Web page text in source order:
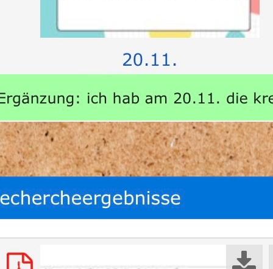
Chemie(1)
Informatik(4)
Schüler:innen-Stimmen(2)
Sprachen(25)
Deutsch
Englisch (5)
Japanisch(1)
Latein(2)
Russisch(1)
Spanisch(2)